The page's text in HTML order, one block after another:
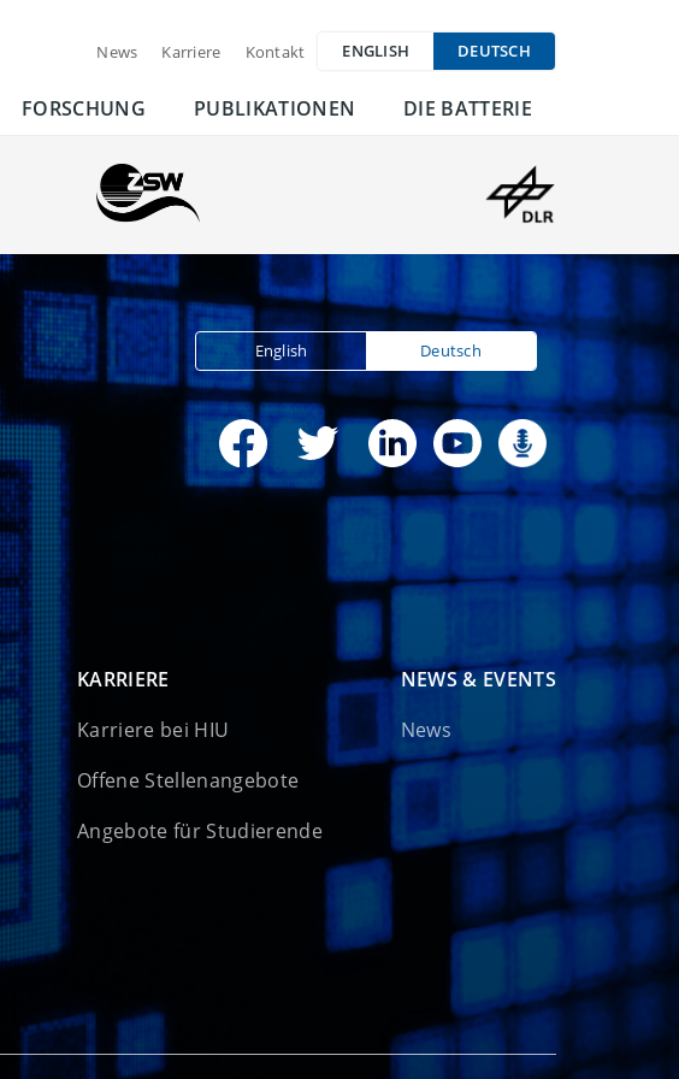
News Karriere Kontakt ENGLISH DEUTSCH
FORSCHUNG PUBLIKATIONEN DIE BATTERIE
English Deutsch
KARRIERE
Karriere bei HIU
Offene Stellenangebote
Angebote für Studierende
NEWS & EVENTS
News